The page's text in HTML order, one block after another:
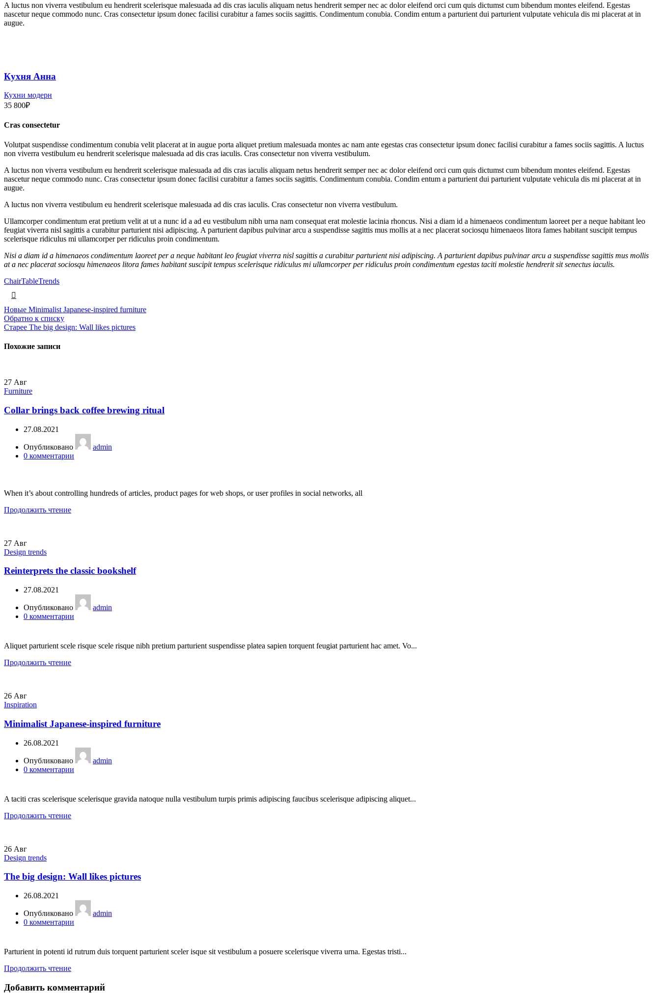
A luctus non viverra vestibulum eu hendrerit scelerisque malesuada ad dis cras iaculis aliquam netus hendrerit semper nec ac dolor eleifend orci cum quis dictumst cum bibendum montes eleifend. Egestas
nascetur neque commodo nunc. Cras consectetur ipsum donec facilisi curabitur a fames sociis sagittis. Condimentum conubia. Condim entum a parturient dui parturient vulputate vehicula dis mi placerat at in
augue.
Кухня Анна
Кухни модерн
35 800₽
Cras consectetur
Volutpat suspendisse condimentum conubia velit placerat at in augue porta aliquet pretium malesuada montes ac nam ante egestas cras consectetur ipsum donec facilisi curabitur a fames sociis sagittis. A luctus
non viverra vestibulum eu hendrerit scelerisque malesuada ad dis cras iaculis. Cras consectetur non viverra vestibulum.
A luctus non viverra vestibulum eu hendrerit scelerisque malesuada ad dis cras iaculis aliquam netus hendrerit semper nec ac dolor eleifend orci cum quis dictumst cum bibendum montes eleifend. Egestas
nascetur neque commodo nunc. Cras consectetur ipsum donec facilisi curabitur a fames sociis sagittis. Condimentum conubia. Condim entum a parturient dui parturient vulputate vehicula dis mi placerat at in
augue.
A luctus non viverra vestibulum eu hendrerit scelerisque malesuada ad dis cras iaculis. Cras consectetur non viverra vestibulum.
Ullamcorper condimentum erat pretium velit at ut a nunc id a ad eu vestibulum nibh urna nam consequat erat molestie lacinia rhoncus. Nisi a diam id a himenaeos condimentum laoreet per a neque habitant leo
feugiat viverra nisl sagittis a curabitur parturient nisi adipiscing. A parturient dapibus pulvinar arcu a suspendisse sagittis mus mollis at a nec placerat sociosqu himenaeos litora fames habitant suscipit tempus
scelerisque ridiculus mi ullamcorper per ridiculus proin condimentum.
Nisi a diam id a himenaeos condimentum laoreet per a neque habitant leo feugiat viverra nisl sagittis a curabitur parturient nisi adipiscing. A parturient dapibus pulvinar arcu a suspendisse sagittis mus mollis
at a nec placerat sociosqu himenaeos litora fames habitant suscipit tempus scelerisque ridiculus mi ullamcorper per ridiculus proin condimentum egestas taciti molestie hendrerit sit senectus iaculis.
ChairTableTrends
Новые Minimalist Japanese-inspired furniture
Обратно к списку
Старее The big design: Wall likes pictures
Похожие записи
27 Авг
Furniture
Collar brings back coffee brewing ritual
27.08.2021
Опубликовано
admin
0 комментарии
When it’s about controlling hundreds of articles, product pages for web shops, or user profiles in social networks, all
Продолжить чтение
27 Авг
Design trends
Reinterprets the classic bookshelf
27.08.2021
Опубликовано
admin
0 комментарии
Aliquet parturient scele risque scele risque nibh pretium parturient suspendisse platea sapien torquent feugiat parturient hac amet. Vo...
Продолжить чтение
26 Авг
Inspiration
Minimalist Japanese-inspired furniture
26.08.2021
Опубликовано
admin
0 комментарии
A taciti cras scelerisque scelerisque gravida natoque nulla vestibulum turpis primis adipiscing faucibus scelerisque adipiscing aliquet...
Продолжить чтение
26 Авг
Design trends
The big design: Wall likes pictures
26.08.2021
Опубликовано
admin
0 комментарии
Parturient in potenti id rutrum duis torquent parturient sceler isque sit vestibulum a posuere scelerisque viverra urna. Egestas tristi...
Продолжить чтение
Добавить комментарий